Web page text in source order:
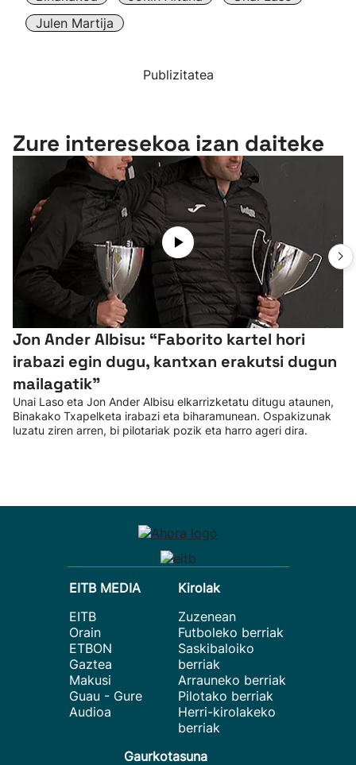
Julen Martija
Publizitatea
Zure interesekoa izan daiteke
Jon Ander Albisu: “Faborito kartel hori
irabazi egin dugu, kantxan erakutsi dugun
mailagatik”
Unai Laso eta Jon Ander Albisu elkarrizketatu ditugu ataunen,
Binakako Txapelketa irabazi eta biharamunean. Ospakizunak
luzatu ziren arren, bi pilotariak pozik eta harro ageri dira.
EITB MEDIA
EITB
Orain
ETBON
Gaztea
Makusi
Guau - Gure
Audioa
Kirolak
Zuzenean
Futboleko berriak
Saskibaloiko
berriak
Arrauneko berriak
Pilotako berriak
Herri-kirolakeko
berriak
Gaurkotasuna